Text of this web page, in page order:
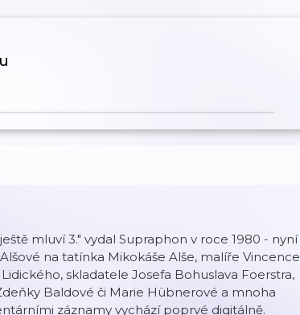
mluví 3." vydal Supraphon v roce 1980 - nyní
na tatínka Mikokáše Alše, malíře Vincence
skladatele Josefa Bohuslava Foerstra,
Baldové či Marie Hübnerové a mnoha
záznamy vychází poprvé digitálně.